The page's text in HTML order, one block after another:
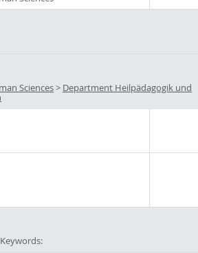
Sciences> Department Heilpädagogik und